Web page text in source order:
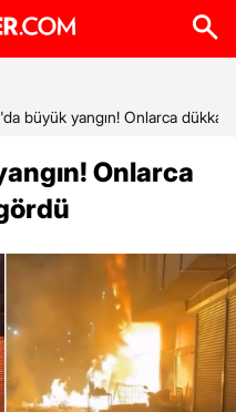
büyük yangın! Onlarca
Onlarca